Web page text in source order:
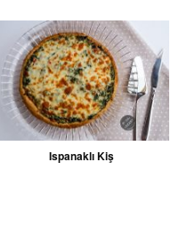
Ispanaklı Kiş